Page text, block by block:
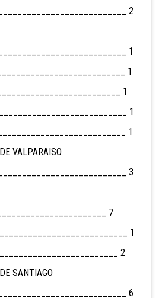
2
1
1
1
1
1
3
7
1
2
6